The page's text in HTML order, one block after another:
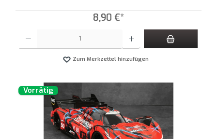
8,90 €*
Zum Merkzettel hinzufügen
Vorrätig